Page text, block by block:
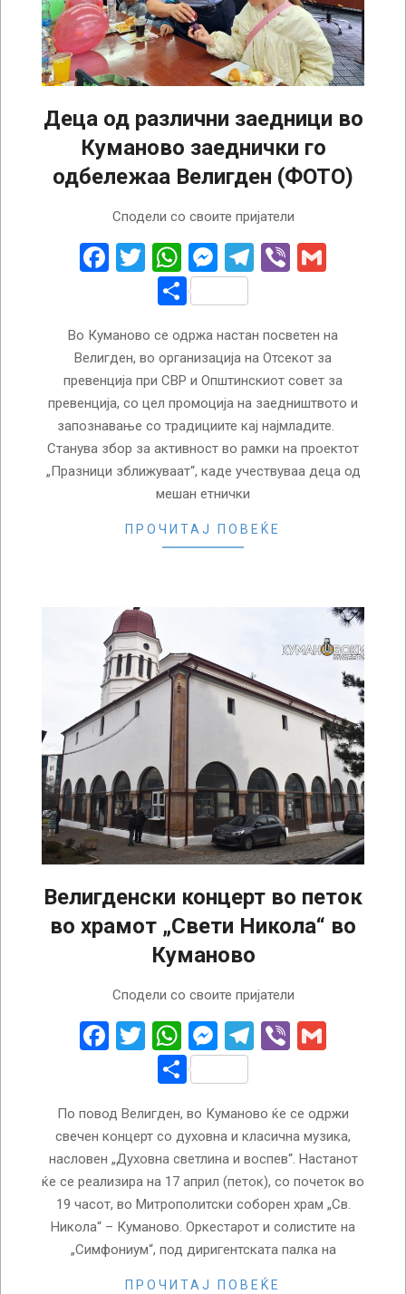
Деца од различни заедници во
Куманово заеднички го
одбележаа Велигден (ФОТО)
Сподели со своите пријатели
Facebook
Twitter
WhatsApp
Messenger
Telegram
Viber
Share
Во Куманово се одржа настан посветен на
Велигден, во организација на Отсекот за
превенција при СВР и Општинскиот совет за
превенција, со цел промоција на заедништвото и
запознавање со традициите кај најмладите.
Станува збор за активност во рамки на проектот
„Празници зближуваат“, каде учествуваа деца од
мешан етнички
ПРОЧИТАЈ ПОВЕЌЕ
Велигденски концерт во петок
во храмот „Свети Никола“ во
Куманово
Сподели со своите пријатели
Facebook
Twitter
WhatsApp
Messenger
Telegram
Viber
Share
По повод Велигден, во Куманово ќе се одржи
свечен концерт со духовна и класична музика,
насловен „Духовна светлина и воспев“. Настанот
ќе се реализира на 17 април (петок), со почеток во
19 часот, во Митрополитски соборен храм „Св.
Никола“ – Куманово. Оркестарот и солистите на
„Симфониум“, под диригентската палка на
ПРОЧИТАЈ ПОВЕЌЕ